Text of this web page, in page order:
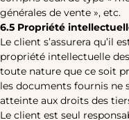
générales de vente », etc.
6.5 Propriété
Le client s’assurera qu’il
propriété intellectuelle
toute nature que ce soit
les documents fournis ne
atteinte aux droits des
Le client est seul